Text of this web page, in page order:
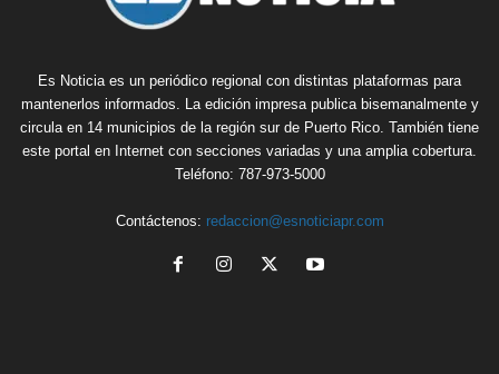
Es Noticia es un periódico regional con distintas plataformas para
mantenerlos informados. La edición impresa publica bisemanalmente y
circula en 14 municipios de la región sur de Puerto Rico. También tiene
este portal en Internet con secciones variadas y una amplia cobertura.
Teléfono: 787-973-5000
Contáctenos: redaccion@esnoticiapr.com